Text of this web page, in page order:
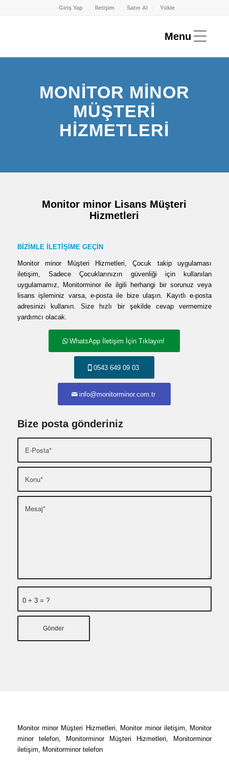
Giriş Yap İletişim Satın Al Yükle
MONITOR MINOR
MÜŞTERI
HIZMETLERI
Monitor minor Lisans Müşteri
Hizmetleri
BİZİMLE İLETİŞİME GEÇİN
Monitor minor Müşteri Hizmetleri, Çocuk takip uygulaması
iletişim, Sadece Çocuklarınızın güvenliği için kullanılan
uygulamamız, Monitorminor ile ilgili herhangi bir sorunuz veya
lisans işleminiz varsa, e-posta ile bize ulaşın. Kayıtlı e-posta
adresinizi kullanın. Size hızlı bir şekilde cevap vermemize
yardımcı olacak.
WhatsApp İletişim İçin Tıklayın!
0543 649 09 03
info@monitorminor.com.tr
Bize posta gönderiniz
0 + 3 = ?
Monitor minor Müşteri Hizmetleri, Monitor minor iletişim, Monitor
minor telefon, Monitorminor Müşteri Hizmetleri, Monitorminor
iletişim, Monitorminor telefon